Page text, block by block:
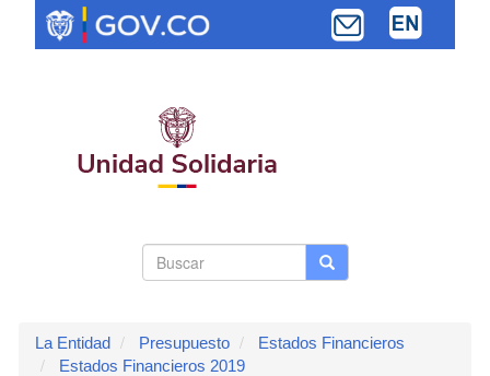
contenido
Buscar Buscar
La Entidad Presupuesto
Estados Financieros
Estados Financieros 2019